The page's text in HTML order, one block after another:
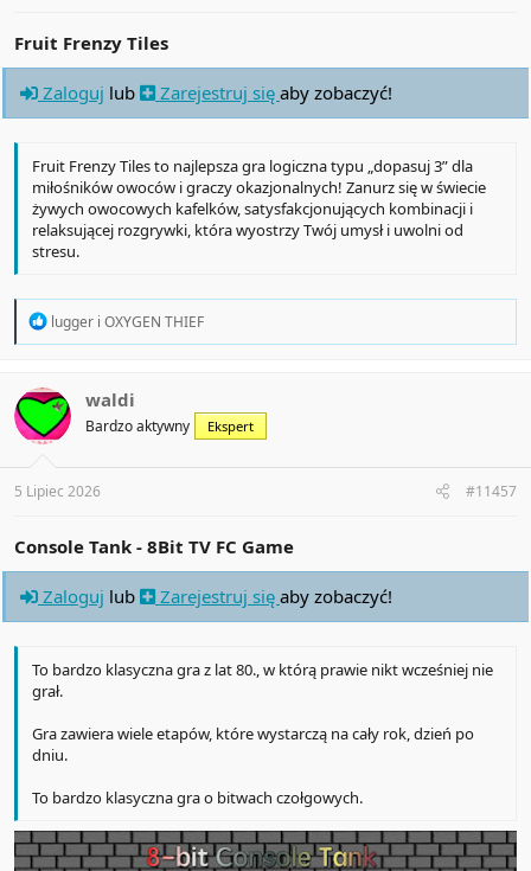
Fruit Frenzy Tiles
Zaloguj lub Zarejestruj się aby zobaczyć!
Fruit Frenzy Tiles to najlepsza gra logiczna typu „dopasuj 3” dla
miłośników owoców i graczy okazjonalnych! Zanurz się w świecie
żywych owocowych kafelków, satysfakcjonujących kombinacji i
relaksującej rozgrywki, która wyostrzy Twój umysł i uwolni od
stresu.
R
t
i
o
s
:
lugger i OXYGEN THIEF
waldi
Bardzo aktywny Ekspert
5 Lipiec 2026 #11457
Console Tank - 8Bit TV FC Game
Zaloguj lub Zarejestruj się aby zobaczyć!
To bardzo klasyczna gra z lat 80., w którą prawie nikt wcześniej nie
grał.
Gra zawiera wiele etapów, które wystarczą na cały rok, dzień po
dniu.
To bardzo klasyczna gra o bitwach czołgowych.